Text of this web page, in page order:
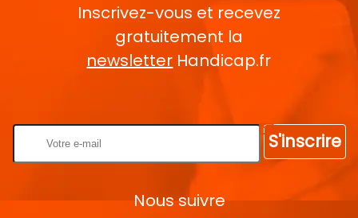
Inscrivez-vous et recevez
gratuitement la
newsletter Handicap.fr
S'inscrire
Nous suivre